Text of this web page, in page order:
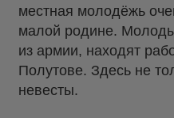
местная молодёжь
малой родине.
из армии, находят
Полутове. Здесь не
невесты.